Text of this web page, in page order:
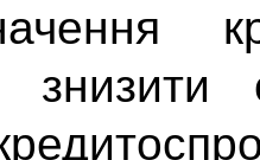
знизити